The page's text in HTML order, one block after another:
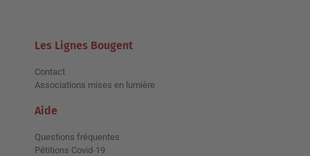
Les Lignes Bougent
Contact
Associations mises en lumière
Aide
Questions fréquentes
Pétitions Covid-19